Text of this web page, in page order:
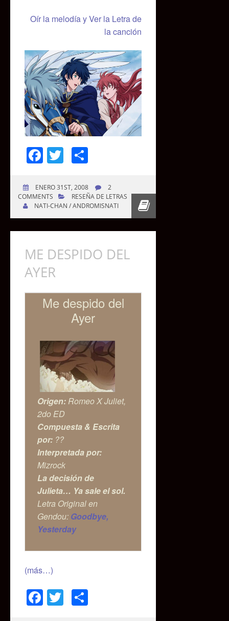
Oír la melodía y Ver la Letra de
la canción
Facebook
Twitter
ENERO 31ST, 2008
2
COMMENTS
RESEÑA DE LETRAS
NATI-CHAN / ANDROMISNATI
ME DESPIDO DEL
AYER
Me despido del
Ayer
Origen: Romeo X Juliet,
2do ED
Compuesta & Escrita
por: ??
Interpretada por:
Mizrock
La decisión de
Julieta… Ya sale el sol.
Letra Original en
Gendou: Goodbye,
Yesterday
(más…)
Facebook
Twitter